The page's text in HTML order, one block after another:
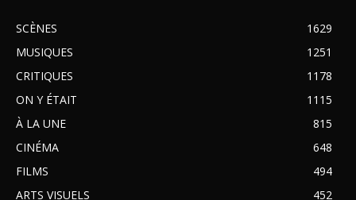
SCÈNES
1629
MUSIQUES
1251
CRITIQUES
1178
ON Y ÉTAIT
1115
À LA UNE
815
CINÉMA
648
FILMS
494
ARTS VISUELS
452